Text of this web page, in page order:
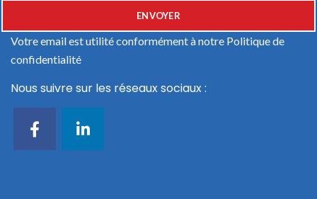
Votre email est utilité conformément à notre Politique de
confidentialité
Nous suivre sur les réseaux sociaux :